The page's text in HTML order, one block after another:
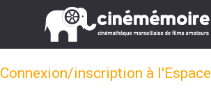
Connexion/inscription à